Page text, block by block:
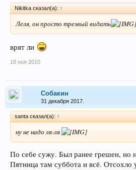
Nikitka сказал(а): ↑
Леля, он просто трезвый видать
врят ли
18 ноя 2010
Собакин
31 декабря 2017.
santa сказал(а): ↑
ну не надо ля-ля
По себе сужу. Был ранее грешен, но
Пятница там суббота и всё. Отсохло